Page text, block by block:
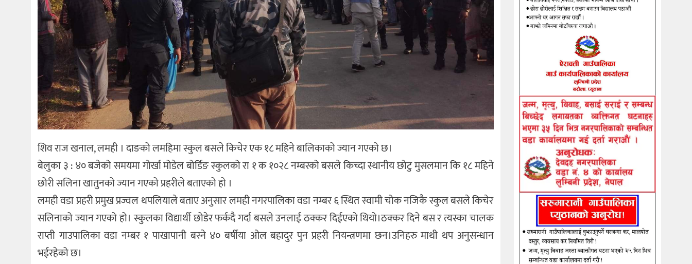
शिव राज खनाल, लमही । दाङको लमहिमा स्कुल बसले किचेर एक १८ महिने बालिकाको ज्यान गएको छ।
बेलुका ३ : ४० बजेको समयमा गोर्खा मोडेल बोर्डिङ स्कुलको रा १ क १०२८ नम्बरको बसले किच्दा स्थानीय छोटु मुसलमान कि १८ महिने
छोरी सलिना खातुनको ज्यान गएको प्रहरीले बताएको हो ।
लमही वडा प्रहरी प्रमुख प्रज्वल थपलियाले बताए अनुसार लमही नगरपालिका वडा नम्बर ६ स्थित स्वामी चोक नजिकै स्कुल बसले किचेर
सलिनाको ज्यान गएको हो। स्कुलका विद्यार्थी छोडेर फर्कदै गर्दा बसले उनलाई ठक्कर दिईएको थियो।ठक्कर दिने बस र त्यस्का चालक
राप्ती गाउपालिका वडा नम्बर १ पाखापानी बस्ने ४० बर्षीया ओल बहादुर पुन प्रहरी नियन्त्रणमा छन।उनिहरु माथी थप अनुसन्धान
भईरहेको छ।